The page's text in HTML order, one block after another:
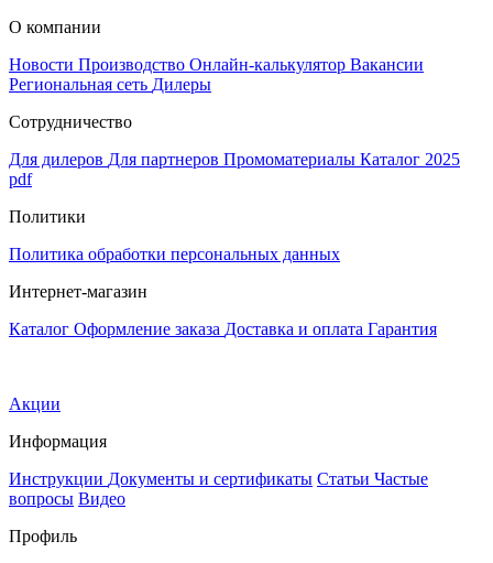
О компании
Новости Производство Онлайн-калькулятор Вакансии
Региональная сеть Дилеры
Сотрудничество
Для дилеров Для партнеров Промоматериалы Каталог 2025
pdf
Политики
Политика обработки персональных данных
Интернет-магазин
Каталог Оформление заказа Доставка и оплата Гарантия
Акции
Информация
Инструкции Документы и сертификаты Статьи Частые
вопросы Видео
Профиль